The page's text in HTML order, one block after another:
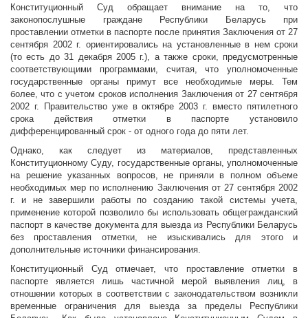
Конституционный Суд обращает внимание на то, что
законопослушные граждане Республики Беларусь при
проставлении отметки в паспорте после принятия Заключения от 27
сентября 2002 г. ориентировались на установленные в нем сроки
(то есть до 31 декабря 2005 г.), а также сроки, предусмотренные
соответствующими программами, считая, что уполномоченные
государственные органы примут все необходимые меры. Тем
более, что с учетом сроков исполнения Заключения от 27 сентября
2002 г. Правительство уже в октябре 2003 г. вместо пятилетного
срока действия отметки в паспорте установило
дифференцированный срок - от одного года до пяти лет.
Однако, как следует из материалов, представленных
Конституционному Суду, государственные органы, уполномоченные
на решение указанных вопросов, не приняли в полном объеме
необходимых мер по исполнению Заключения от 27 сентября 2002
г. и не завершили работы по созданию такой системы учета,
применение которой позволило бы использовать общегражданский
паспорт в качестве документа для выезда из Республики Беларусь
без проставления отметки, не изыскивались для этого и
дополнительные источники финансирования.
Конституционный Суд отмечает, что проставление отметки в
паспорте является лишь частичной мерой выявления лиц, в
отношении которых в соответствии с законодательством возникли
временные ограничения для выезда за пределы Республики